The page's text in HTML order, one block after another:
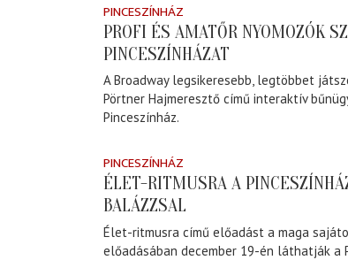
PINCESZÍNHÁZ
PROFI ÉS AMATŐR NYOMOZÓK
PINCESZÍNHÁZAT
A Broadway legsikeresebb, legtöbbet
Pörtner Hajmeresztő című interaktív
Pinceszínház.
PINCESZÍNHÁZ
ÉLET-RITMUSRA A
BALÁZZSAL
Élet-ritmusra című előadást a maga
előadásában december 19-én láthatják a